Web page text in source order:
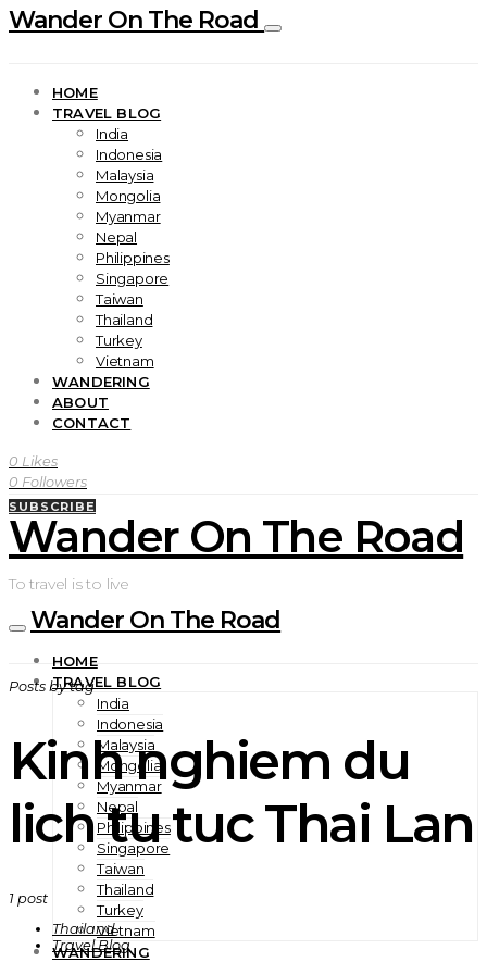
Wander On The Road
HOME
TRAVEL BLOG
India
Indonesia
Malaysia
Mongolia
Myanmar
Nepal
Philippines
Singapore
Taiwan
Thailand
Turkey
Vietnam
WANDERING
ABOUT
CONTACT
0 Likes
0 Followers
SUBSCRIBE
Wander On The Road
To travel is to live
Wander On The Road
HOME
TRAVEL BLOG
India
Indonesia
Malaysia
Mongolia
Myanmar
Nepal
Philippines
Singapore
Taiwan
Thailand
Turkey
Vietnam
WANDERING
Posts by tag
Kinh nghiem du
lich tu tuc Thai Lan
1 post
Thailand
Travel Blog